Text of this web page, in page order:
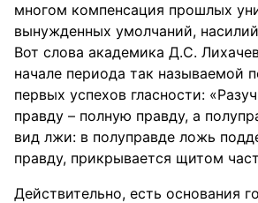
многом компенсация прошлых
вынужденных умолчаний,
Вот слова академика Д.С.
начале периода так называемой
первых успехов гласности:
правду – полную правду, а
вид лжи: в полуправде ложь
правду, прикрывается щитом
Действительно, есть основания